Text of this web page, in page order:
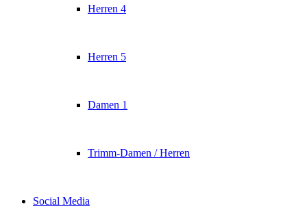
Herren 4
Herren 5
Damen 1
Trimm-Damen / Herren
Social Media